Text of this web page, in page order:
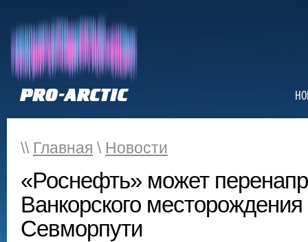
\\ Главная \ Новости
«Роснефть» может
Ванкорского месторождения
Севморпути